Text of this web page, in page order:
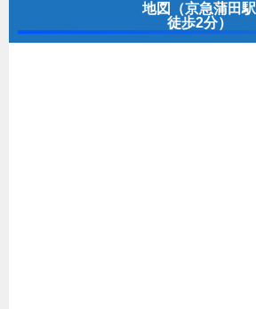
地図（京急蒲田駅
徒歩2分）